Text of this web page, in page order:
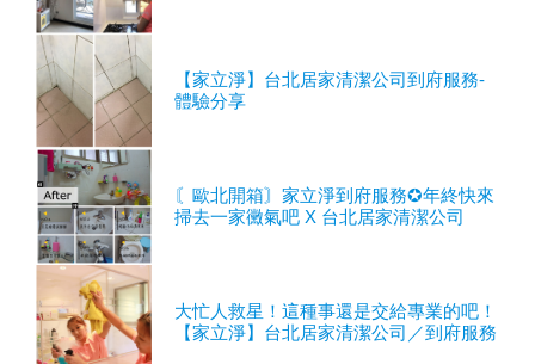
【家立淨】台北居家清潔公司到府服務-
體驗分享
〘歐北開箱〙家立淨到府服務✪年終快來
掃去一家黴氣吧 X 台北居家清潔公司
大忙人救星！這種事還是交給專業的吧！
【家立淨】台北居家清潔公司／到府服務